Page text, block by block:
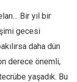
Bir yıl bir
gecesi
daha dün
derece önemli,
yaşadık. Bu